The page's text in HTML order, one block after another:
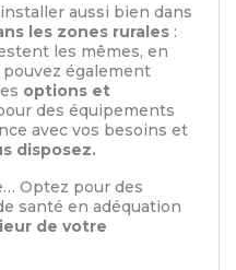
aussi bien dans
les zones rurales :
les mêmes, en
également
options et
des équipements
avec vos besoins et
disposez.
Optez pour des
santé en adéquation
de votre